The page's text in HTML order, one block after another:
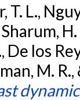
T. L.,
De los
M.